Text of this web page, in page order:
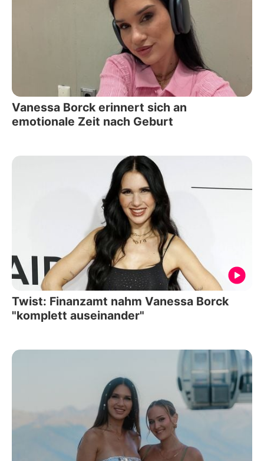
Vanessa Borck erinnert sich an
emotionale Zeit nach Geburt
Twist: Finanzamt nahm Vanessa Borck
"komplett auseinander"